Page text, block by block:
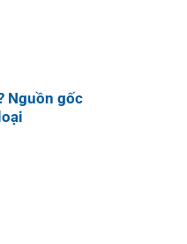
Nguồn gốc